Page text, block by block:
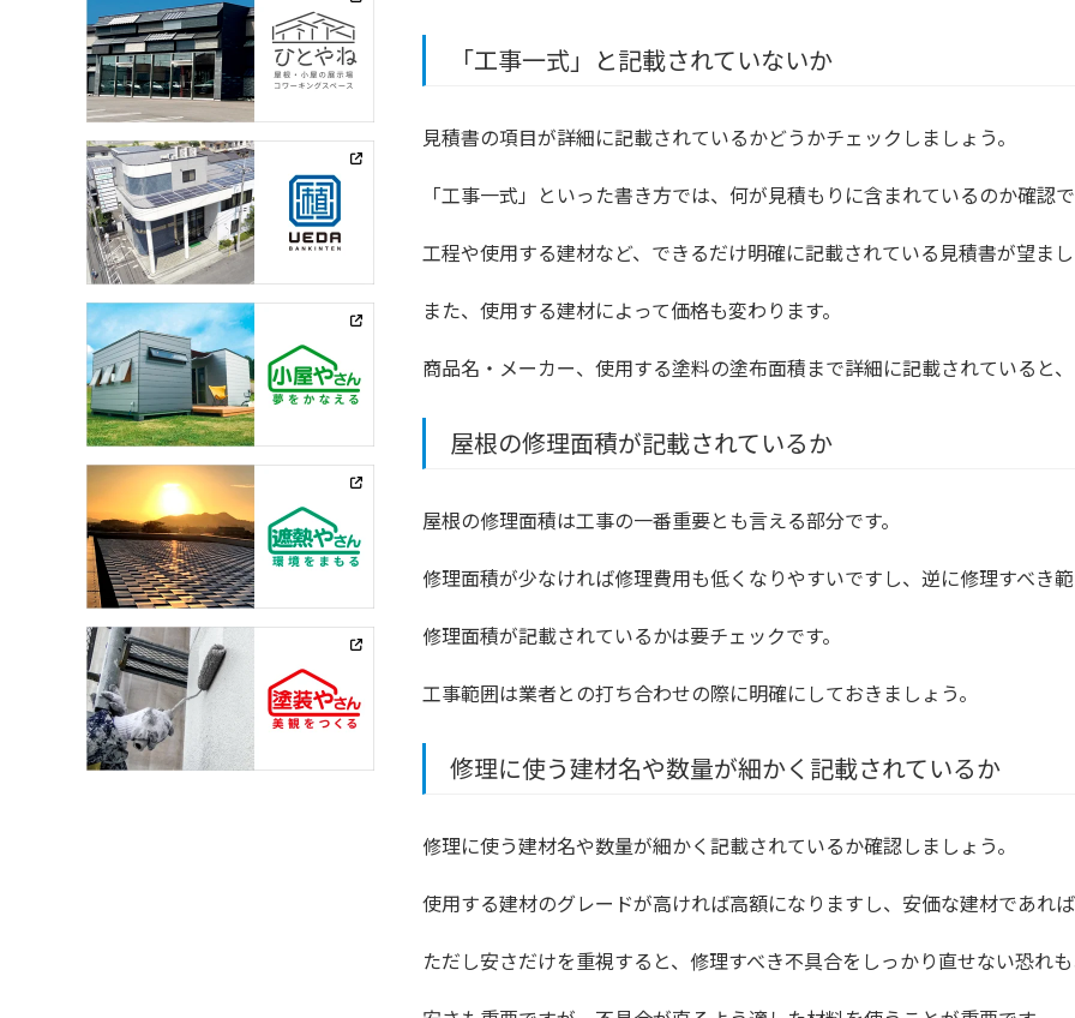
「工事一式」と記載されていないか
見積書の項目が詳細に記載されているかどうかチェックしましょう。
「工事一式」といった書き方では、何が見積もりに含まれているのか確認
工程や使用する建材など、できるだけ明確に記載されている見積書が望ま
また、使用する建材によって価格も変わります。
商品名・メーカー、使用する塗料の塗布面積まで詳細に記載されていると
屋根の修理面積が記載されているか
屋根の修理面積は工事の一番重要とも言える部分です。
修理面積が少なければ修理費用も低くなりやすいですし、逆に修理すべき
修理面積が記載されているかは要チェックです。
工事範囲は業者との打ち合わせの際に明確にしておきましょう。
修理に使う建材名や数量が細かく記載されているか
修理に使う建材名や数量が細かく記載されているか確認しましょう。
使用する建材のグレードが高ければ高額になりますし、安価な建材であれ
ただし安さだけを重視すると、修理すべき不具合をしっかり直せない恐れ